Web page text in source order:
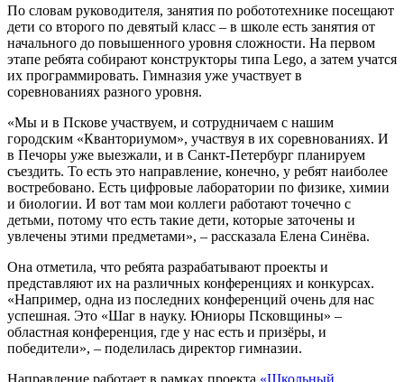
По словам руководителя, занятия по робототехнике посещают
дети со второго по девятый класс – в школе есть занятия от
начального до повышенного уровня сложности. На первом
этапе ребята собирают конструкторы типа Lego, а затем учатся
их программировать. Гимназия уже участвует в
соревнованиях разного уровня.
«Мы и в Пскове участвуем, и сотрудничаем с нашим
городским «Кванториумом», участвуя в их соревнованиях. И
в Печоры уже выезжали, и в Санкт-Петербург планируем
съездить. То есть это направление, конечно, у ребят наиболее
востребовано. Есть цифровые лаборатории по физике, химии
и биологии. И вот там мои коллеги работают точечно с
детьми, потому что есть такие дети, которые заточены и
увлечены этими предметами», – рассказала Елена Синёва.
Она отметила, что ребята разрабатывают проекты и
представляют их на различных конференциях и конкурсах.
«Например, одна из последних конференций очень для нас
успешная. Это «Шаг в науку. Юниоры Псковщины» –
областная конференция, где у нас есть и призёры, и
победители», – поделилась директор гимназии.